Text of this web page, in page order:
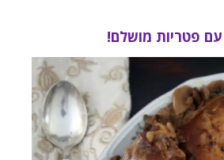
פטריות מושלם!